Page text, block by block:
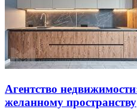
Агентство
желанному пространству